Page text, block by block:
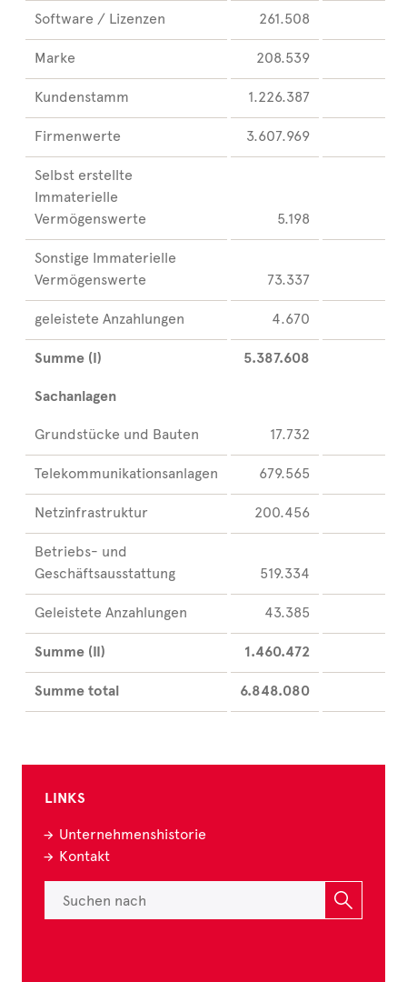
Software / Lizenzen 261.508
Marke 208.539
Kundenstamm 1.226.387
Firmenwerte 3.607.969
Selbst erstellte
Immaterielle
Vermögenswerte
5.198
Sonstige Immaterielle
Vermögenswerte
73.337
geleistete Anzahlungen 4.670
Summe (I) 5.387.608
Sachanlagen
Grundstücke und Bauten 17.732
Telekommunikationsanlagen 679.565
Netzinfrastruktur 200.456
Betriebs- und
Geschäftsausstattung
519.334
Geleistete Anzahlungen 43.385
Summe (II) 1.460.472
Summe total 6.848.080
LINKS
Unternehmenshistorie
Kontakt